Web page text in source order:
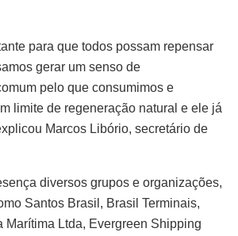
para que todos possam repensar
gerar um senso de
pelo que consumimos e
limite de regeneração natural e ele já
Marcos Libório, secretário de
diversos grupos e organizações,
Santos Brasil, Brasil Terminais,
Marítima Ltda, Evergreen Shipping